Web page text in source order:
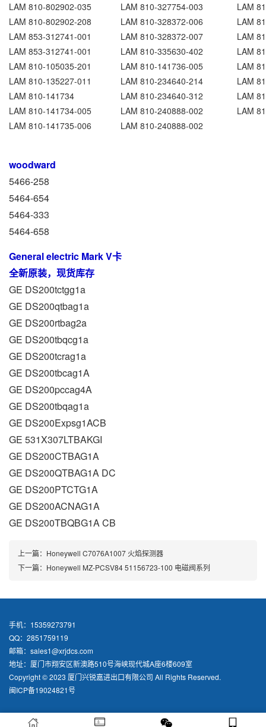
LAM 810-802902-035
LAM 810-327754-003
LAM
LAM 810-802902-208
LAM 810-328372-006
LAM
LAM 853-312741-001
LAM 810-328372-007
LAM
LAM 853-312741-001
LAM 810-335630-402
LAM
LAM 810-105035-201
LAM 810-141736-005
LAM
LAM 810-135227-011
LAM 810-234640-214
LAM
LAM 810-141734
LAM 810-234640-312
LAM
LAM 810-141734-005
LAM 810-240888-002
LAM
LAM 810-141735-006
LAM 810-240888-002
woodward
5466-258
5464-654
5464-333
5464-658
General electric Mark V卡
全新原装，现货库存
GE DS200tctgg1a
GE DS200qtbag1a
GE DS200rtbag2a
GE DS200tbqcg1a
GE DS200tcrag1a
GE DS200tbcag1A
GE DS200pccag4A
GE DS200tbqag1a
GE DS200Expsg1ACB
GE 531X307LTBAKGI
GE DS200CTBAG1A
GE DS200QTBAG1A DC
GE DS200PTCTG1A
GE DS200ACNAG1A
GE DS200TBQBG1A CB
上一篇： Honeywell C7076A1007 火焰探测器
下一篇： Honeywell MZ-PCSV84 51156723-100 电磁阀系列
手机：15359273791
QQ：2851759119
邮箱：sales1@xrjdcs.com
地址：厦门市翔安区新澳路510号海峡现代城A座6楼609室
Copyright © 2023 厦门兴锐嘉进出口有限公司 All Rights Reserved.
闽ICP备19024821号